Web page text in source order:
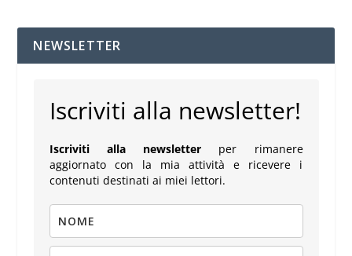
NEWSLETTER
Iscriviti alla newsletter!
Iscriviti alla newsletter per rimanere
aggiornato con la mia attività e ricevere i
contenuti destinati ai miei lettori.